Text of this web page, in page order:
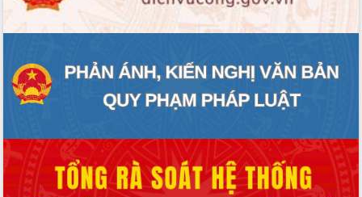
QUY HOẠCH - KẾ HOẠCH